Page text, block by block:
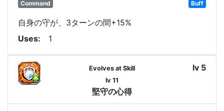
Command Buff
自身の守が、3ターンの間+15%
Uses
1
Evolves at Skill
lv 11
堅守の心得
lv 5